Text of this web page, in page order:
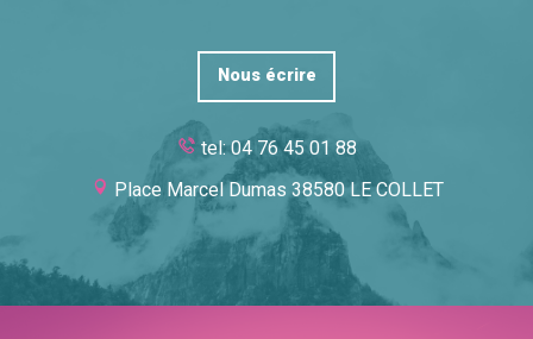
Nous écrire
tel: 04 76 45 01 88
Place Marcel Dumas 38580 LE COLLET